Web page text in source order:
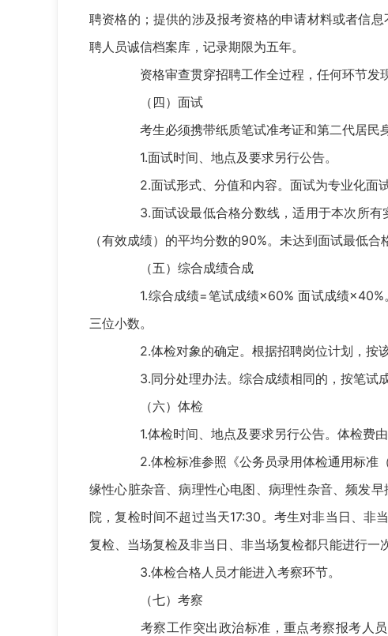
聘资格的；提供的涉及报考资格的申请材料或者信
聘人员诚信档案库，记录期限为五年。
资格审查贯穿招聘工作全过程，任何环节发
（四）面试
考生必须携带纸质笔试准考证和第二代居民
1.面试时间、地点及要求另行公告。
2.面试形式、分值和内容。面试为专业化面试
3.面试设最低合格分数线，适用于本次所有
（有效成绩）的平均分数的90%。未达到面试最低合
（五）综合成绩合成
1.综合成绩=笔试成绩×60% 面试成绩×40%
三位小数。
2.体检对象的确定。根据招聘岗位计划，按该
3.同分处理办法。综合成绩相同的，按笔试成
（六）体检
1.体检时间、地点及要求另行公告。体检费由
2.体检标准参照《公务员录用体检通用标准（
缘性心脏杂音、病理性心电图、病理性杂音、频发
院，复检时间不超过当天17:30。考生对非当日、非
复检、当场复检及非当日、非当场复检都只能进行一
3.体检合格人员才能进入考察环节。
（七）考察
考察工作突出政治标准，重点考察报考人员